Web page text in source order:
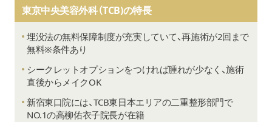
東京中央美容外科（TCB)の特長
埋没法の無料保障制度が充実していて、再施術が2回まで
無料※条件あり
シークレットオプションをつければ腫れが少なく、施術
直後からメイクOK
新宿東口院には、TCB東日本エリアの二重整形部門で
NO.1の高柳佑衣子院長が在籍